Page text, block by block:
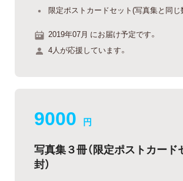
限定ポストカードセット(写真集と同
2019年07月 にお届け予定です。
4人が応援しています。
9000 円
写真集３冊（限定ポストカード
封）